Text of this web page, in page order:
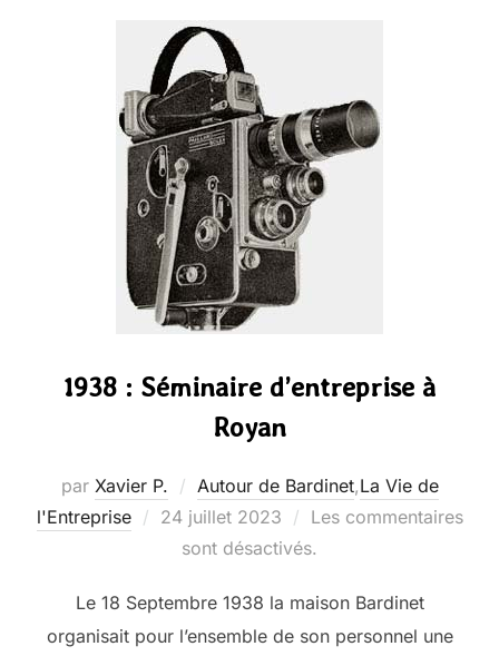
1938 : Séminaire d’entreprise à
Royan
par Xavier P. Autour de Bardinet,La Vie de
l'Entreprise
Publié
24 juillet 2023
Les commentaires
sont désactivés.
Le 18 Septembre 1938 la maison Bardinet
organisait pour l’ensemble de son personnel une